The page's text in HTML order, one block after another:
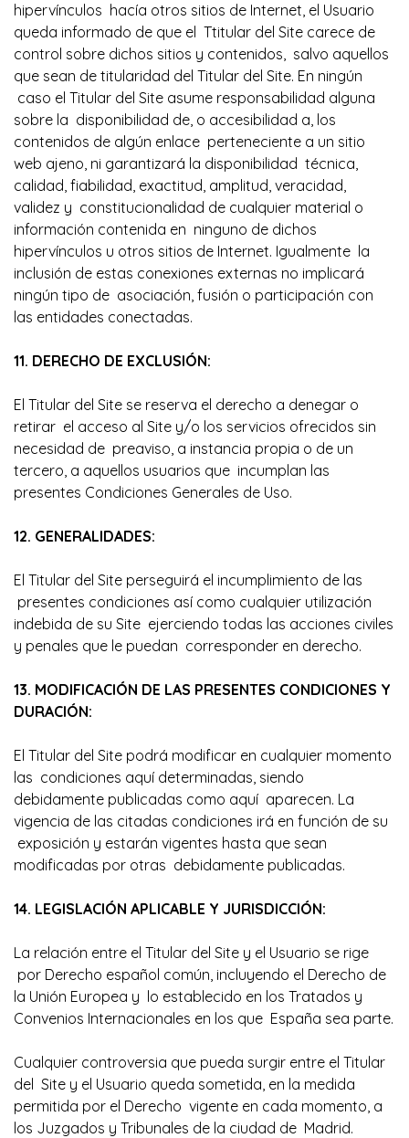
hipervínculos hacía otros sitios de Internet, el Usuario
queda informado de que el Ttitular del Site carece de
control sobre dichos sitios y contenidos, salvo aquellos
que sean de titularidad del Titular del Site. En ningún
caso el Titular del Site asume responsabilidad alguna
sobre la disponibilidad de, o accesibilidad a, los
contenidos de algún enlace perteneciente a un sitio
web ajeno, ni garantizará la disponibilidad técnica,
calidad, fiabilidad, exactitud, amplitud, veracidad,
validez y constitucionalidad de cualquier material o
información contenida en ninguno de dichos
hipervínculos u otros sitios de Internet. Igualmente la
inclusión de estas conexiones externas no implicará
ningún tipo de asociación, fusión o participación con
las entidades conectadas.
11. DERECHO DE EXCLUSIÓN:
El Titular del Site se reserva el derecho a denegar o
retirar el acceso al Site y/o los servicios ofrecidos sin
necesidad de preaviso, a instancia propia o de un
tercero, a aquellos usuarios que incumplan las
presentes Condiciones Generales de Uso.
12. GENERALIDADES:
El Titular del Site perseguirá el incumplimiento de las
presentes condiciones así como cualquier utilización
indebida de su Site ejerciendo todas las acciones civiles
y penales que le puedan corresponder en derecho.
13. MODIFICACIÓN DE LAS PRESENTES CONDICIONES Y
DURACIÓN:
El Titular del Site podrá modificar en cualquier momento
las condiciones aquí determinadas, siendo
debidamente publicadas como aquí aparecen. La
vigencia de las citadas condiciones irá en función de su
exposición y estarán vigentes hasta que sean
modificadas por otras debidamente publicadas.
14. LEGISLACIÓN APLICABLE Y JURISDICCIÓN:
La relación entre el Titular del Site y el Usuario se rige
por Derecho español común, incluyendo el Derecho de
la Unión Europea y lo establecido en los Tratados y
Convenios Internacionales en los que España sea parte.
Cualquier controversia que pueda surgir entre el Titular
del Site y el Usuario queda sometida, en la medida
permitida por el Derecho vigente en cada momento, a
los Juzgados y Tribunales de la ciudad de Madrid.